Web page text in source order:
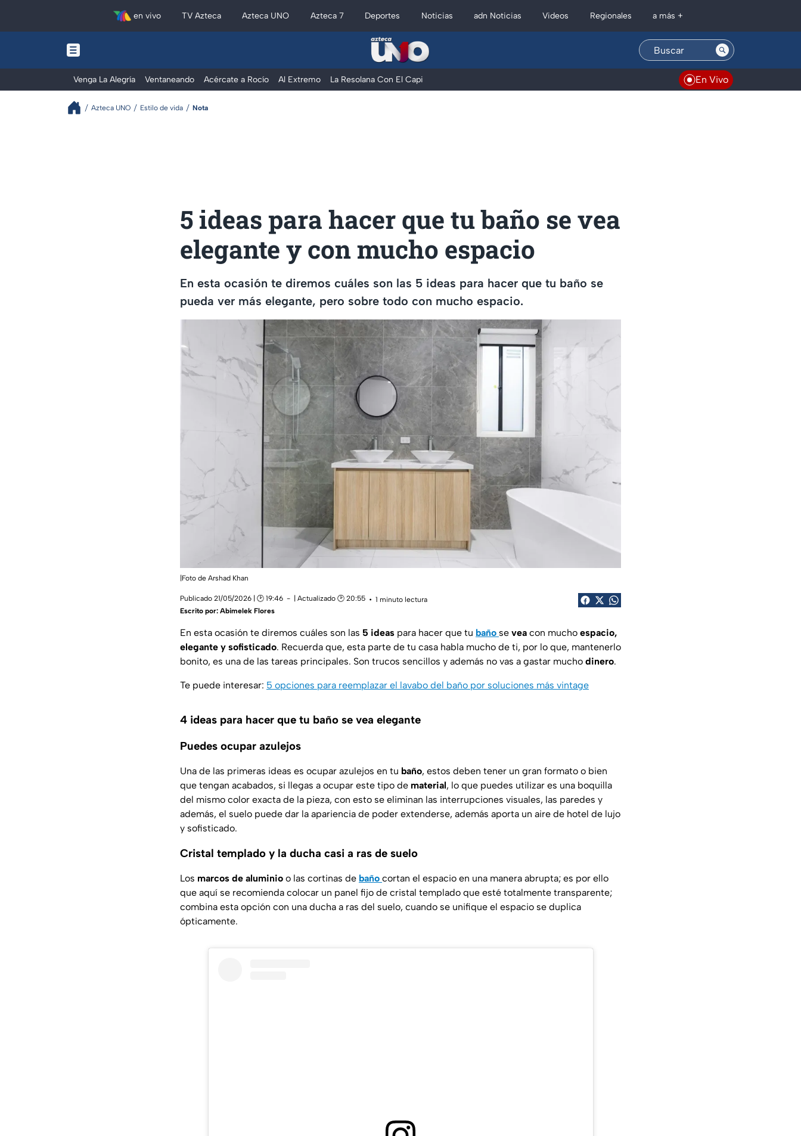
en vivo TV Azteca Azteca UNO Azteca 7 Deportes Noticias adn Noticias Videos Regionales a más +
Venga La Alegría Ventaneando Acércate a Rocío Al Extremo La Resolana Con El Capi En Vivo
Azteca UNO Estilo de vida Nota
5 ideas para hacer que tu baño se vea
elegante y con mucho espacio
En esta ocasión te diremos cuáles son las 5 ideas para hacer que tu baño se
pueda ver más elegante, pero sobre todo con mucho espacio.
|Foto de Arshad Khan
Publicado 21/05/2026 | 🕑 19:46 | Actualizado 🕑 20:55
1 minuto lectura
Escrito por: Abimelek Flores
En esta ocasión te diremos cuáles son las 5 ideas para hacer que tu baño se vea con mucho espacio,
elegante y sofisticado. Recuerda que, esta parte de tu casa habla mucho de ti, por lo que, mantenerlo
bonito, es una de las tareas principales. Son trucos sencillos y además no vas a gastar mucho dinero.
Te puede interesar: 5 opciones para reemplazar el lavabo del baño por soluciones más vintage
4 ideas para hacer que tu baño se vea elegante
Puedes ocupar azulejos
Una de las primeras ideas es ocupar azulejos en tu baño, estos deben tener un gran formato o bien
que tengan acabados, si llegas a ocupar este tipo de material, lo que puedes utilizar es una boquilla
del mismo color exacta de la pieza, con esto se eliminan las interrupciones visuales, las paredes y
además, el suelo puede dar la apariencia de poder extenderse, además aporta un aire de hotel de lujo
y sofisticado.
Cristal templado y la ducha casi a ras de suelo
Los marcos de aluminio o las cortinas de baño cortan el espacio en una manera abrupta; es por ello
que aquí se recomienda colocar un panel fijo de cristal templado que esté totalmente transparente;
combina esta opción con una ducha a ras del suelo, cuando se unifique el espacio se duplica
ópticamente.